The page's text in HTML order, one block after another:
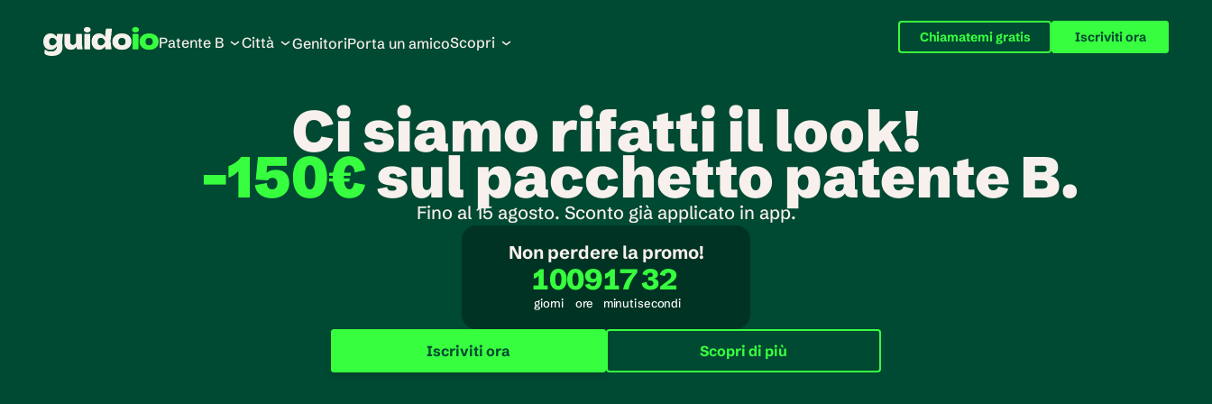
10
giorni
09
ore
17
minuti
32
secondi
Non perdere la promo!
Ci siamo rifatti il look!
-150€ sul pacchetto patente B.
Fino al 15 agosto. Sconto già applicato in app.
Iscriviti ora Scopri di più
Patente B Città GenitoriPorta un amicoScopri Chiamatemi gratis Iscriviti ora